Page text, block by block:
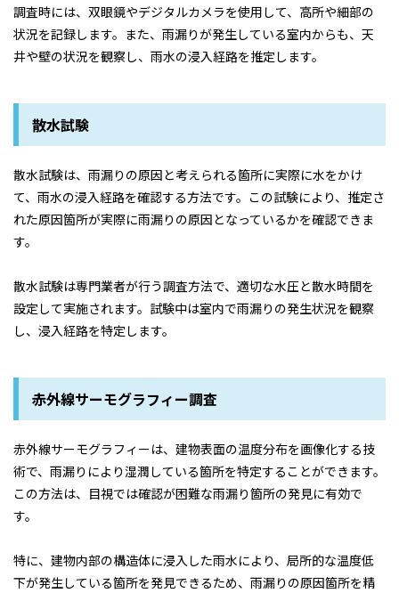
調査時には、双眼鏡やデジタルカメラを使用して、高所や細部の
状況を記録します。また、雨漏りが発生している室内からも、天
井や壁の状況を観察し、雨水の浸入経路を推定します。
散水試験
散水試験は、雨漏りの原因と考えられる箇所に実際に水をかけ
て、雨水の浸入経路を確認する方法です。この試験により、推定さ
れた原因箇所が実際に雨漏りの原因となっているかを確認できま
す。
散水試験は専門業者が行う調査方法で、適切な水圧と散水時間を
設定して実施されます。試験中は室内で雨漏りの発生状況を観察
し、浸入経路を特定します。
赤外線サーモグラフィー調査
赤外線サーモグラフィーは、建物表面の温度分布を画像化する技
術で、雨漏りにより湿潤している箇所を特定することができます。
この方法は、目視では確認が困難な雨漏り箇所の発見に有効で
す。
特に、建物内部の構造体に浸入した雨水により、局所的な温度低
下が発生している箇所を発見できるため、雨漏りの原因箇所を精